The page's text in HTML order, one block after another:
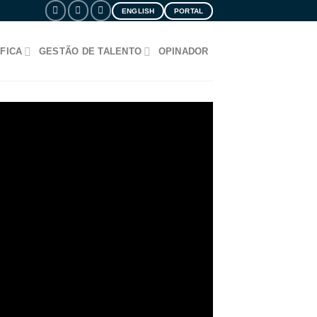
ENGLISH PORTAL
GESTÃO DE TALENTO OPINADOR